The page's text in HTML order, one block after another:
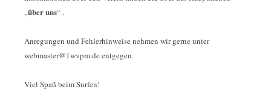
„über uns“ .
Anregungen und Fehlerhinweise nehmen wir gerne unter
webmaster@1wvpm.de entgegen.
Viel Spaß beim Surfen!